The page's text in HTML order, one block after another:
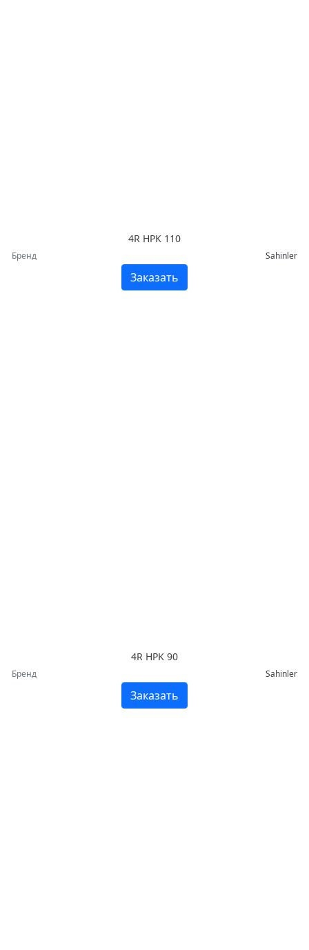
4R HPK 110
Бренд Sahinler
Заказать
4R HPK 90
Бренд Sahinler
Заказать